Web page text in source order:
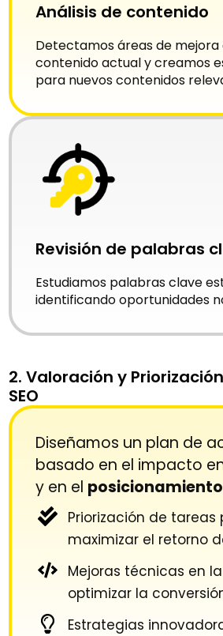
Análisis de contenido
Detectamos áreas de mejora
contenido actual y creamos
para nuevos contenidos
Revisión de palabras
Estudiamos palabras clave
identificando oportunidades
2. Valoración y
SEO
Diseñamos un plan de
basado en el impacto
y en el
Priorización de tareas
maximizar el retorno
Mejoras técnicas en
optimizar la
Estrategias